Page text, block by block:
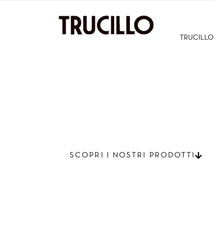
TRUCILLO
SCOPRI I NOSTRI PRODOTTI